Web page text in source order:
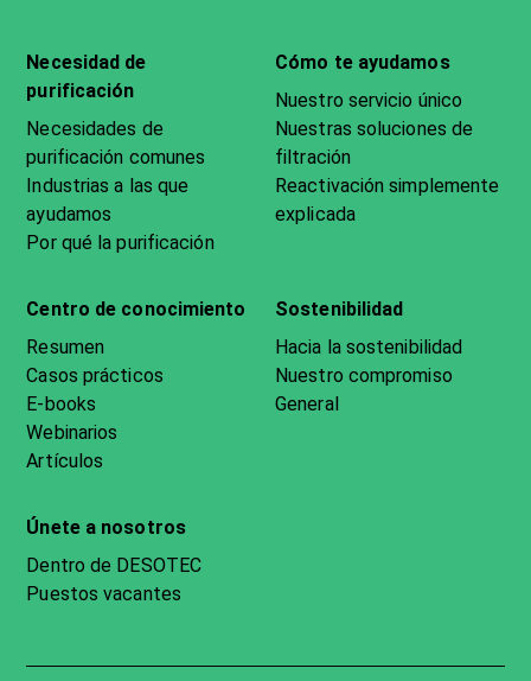
Necesidad de
purificación
Necesidades de
purificación comunes
Industrias a las que
ayudamos
Por qué la purificación
Cómo te ayudamos
Nuestro servicio único
Nuestras soluciones de
filtración
Reactivación simplemente
explicada
Centro de conocimiento
Resumen
Casos prácticos
E-books
Webinarios
Artículos
Sostenibilidad
Hacia la sostenibilidad
Nuestro compromiso
General
Únete a nosotros
Dentro de DESOTEC
Puestos vacantes